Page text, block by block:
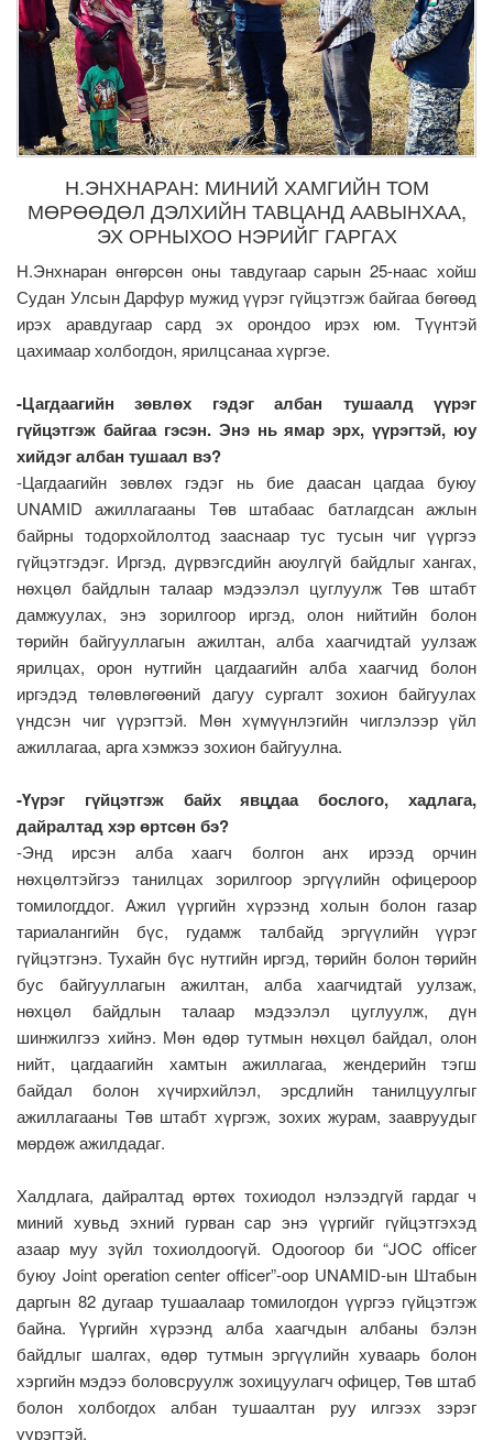
Н.ЭНХНАРАН: МИНИЙ ХАМГИЙН ТОМ
МӨРӨӨДӨЛ ДЭЛХИЙН ТАВЦАНД ААВЫНХАА,
ЭХ ОРНЫХОО НЭРИЙГ ГАРГАХ
Н.Энхнаран өнгөрсөн оны тавдугаар сарын 25-наас хойш
Судан Улсын Дарфур мужид үүрэг гүйцэтгэж байгаа бөгөөд
ирэх аравдугаар сард эх орондоо ирэх юм. Түүнтэй
цахимаар холбогдон, ярилцсанаа хүргэе.
-Цагдаагийн зөвлөх гэдэг албан тушаалд үүрэг
гүйцэтгэж байгаа гэсэн. Энэ нь ямар эрх, үүрэгтэй, юу
хийдэг албан тушаал вэ?
-Цагдаагийн зөвлөх гэдэг нь бие даасан цагдаа буюу
UNAMID ажиллагааны Төв штабаас батлагдсан ажлын
байрны тодорхойлолтод зааснаар тус тусын чиг үүргээ
гүйцэтгэдэг. Иргэд, дүрвэгсдийн аюулгүй байдлыг хангах,
нөхцөл байдлын талаар мэдээлэл цуглуулж Төв штабт
дамжуулах, энэ зорилгоор иргэд, олон нийтийн болон
төрийн байгууллагын ажилтан, алба хаагчидтай уулзаж
ярилцах, орон нутгийн цагдаагийн алба хаагчид болон
иргэдэд төлөвлөгөөний дагуу сургалт зохион байгуулах
үндсэн чиг үүрэгтэй. Мөн хүмүүнлэгийн чиглэлээр үйл
ажиллагаа, арга хэмжээ зохион байгуулна.
-Үүрэг гүйцэтгэж байх явцдаа бослого, хадлага,
дайралтад хэр өртсөн бэ?
-Энд ирсэн алба хаагч болгон анх ирээд орчин
нөхцөлтэйгээ танилцах зорилгоор эргүүлийн офицероор
томилогддог. Ажил үүргийн хүрээнд холын болон газар
тариалангийн бүс, гудамж талбайд эргүүлийн үүрэг
гүйцэтгэнэ. Тухайн бүс нутгийн иргэд, төрийн болон төрийн
бус байгууллагын ажилтан, алба хаагчидтай уулзаж,
нөхцөл байдлын талаар мэдээлэл цуглуулж, дүн
шинжилгээ хийнэ. Мөн өдөр тутмын нөхцөл байдал, олон
нийт, цагдаагийн хамтын ажиллагаа, жендерийн тэгш
байдал болон хүчирхийлэл, эрсдлийн танилцуулгыг
ажиллагааны Төв штабт хүргэж, зохих журам, заавруудыг
мөрдөж ажилдадаг.
Халдлага, дайралтад өртөх тохиодол нэлээдгүй гардаг ч
миний хувьд эхний гурван сар энэ үүргийг гүйцэтгэхэд
азаар муу зүйл тохиолдоогүй. Одоогоор би “JOC officer
буюу Joint operation center officer”-оор UNAMID-ын Штабын
даргын 82 дугаар тушаалаар томилогдон үүргээ гүйцэтгэж
байна. Үүргийн хүрээнд алба хаагчдын албаны бэлэн
байдлыг шалгах, өдөр тутмын эргүүлийн хуваарь болон
хэргийн мэдээ боловсруулж зохицуулагч офицер, Төв штаб
болон холбогдох албан тушаалтан руу илгээх зэрэг
үүрэгтэй.